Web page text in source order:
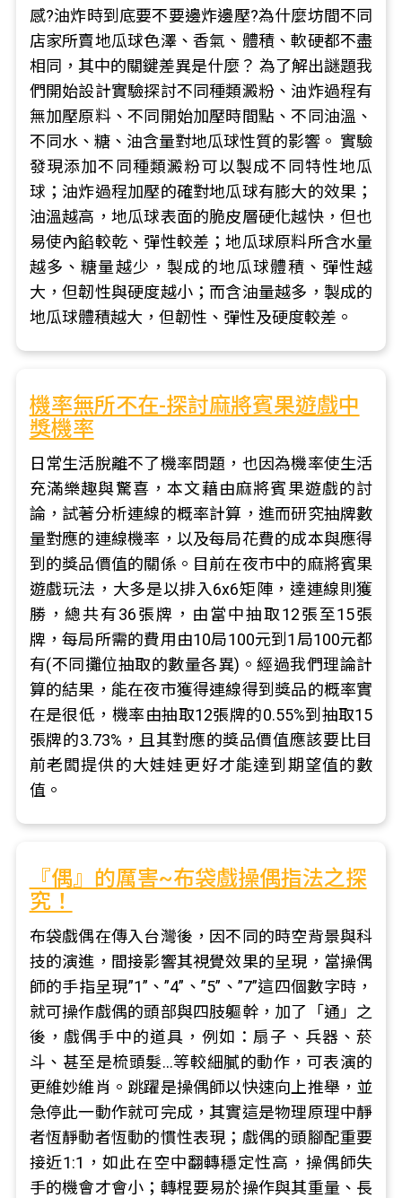
感?油炸時到底要不要邊炸邊壓?為什麼坊間不同
店家所賣地瓜球色澤、香氣、體積、軟硬都不盡
相同，其中的關鍵差異是什麼？ 為了解出謎題我
們開始設計實驗探討不同種類澱粉、油炸過程有
無加壓原料、不同開始加壓時間點、不同油溫、
不同水、糖、油含量對地瓜球性質的影響。 實驗
發現添加不同種類澱粉可以製成不同特性地瓜
球；油炸過程加壓的確對地瓜球有膨大的效果；
油溫越高，地瓜球表面的脆皮層硬化越快，但也
易使內餡較乾、彈性較差；地瓜球原料所含水量
越多、糖量越少，製成的地瓜球體積、彈性越
大，但韌性與硬度越小；而含油量越多，製成的
地瓜球體積越大，但韌性、彈性及硬度較差。
機率無所不在-探討麻將賓果遊戲中
獎機率
日常生活脫離不了機率問題，也因為機率使生活
充滿樂趣與驚喜，本文藉由麻將賓果遊戲的討
論，試著分析連線的概率計算，進而研究抽牌數
量對應的連線機率，以及每局花費的成本與應得
到的獎品價值的關係。目前在夜市中的麻將賓果
遊戲玩法，大多是以排入6x6矩陣，達連線則獲
勝，總共有36張牌，由當中抽取12張至15張
牌，每局所需的費用由10局100元到1局100元都
有(不同攤位抽取的數量各異)。經過我們理論計
算的結果，能在夜市獲得連線得到獎品的概率實
在是很低，機率由抽取12張牌的0.55%到抽取15
張牌的3.73%，且其對應的獎品價值應該要比目
前老闆提供的大娃娃更好才能達到期望值的數
值。
『偶』的厲害~布袋戲操偶指法之探
究！
布袋戲偶在傳入台灣後，因不同的時空背景與科
技的演進，間接影響其視覺效果的呈現，當操偶
師的手指呈現”1”、”4”、”5”、”7”這四個數字時，
就可操作戲偶的頭部與四肢軀幹，加了「通」之
後，戲偶手中的道具，例如：扇子、兵器、菸
斗、甚至是梳頭髮…等較細膩的動作，可表演的
更維妙維肖。跳躍是操偶師以快速向上推舉，並
急停此一動作就可完成，其實這是物理原理中靜
者恆靜動者恆動的慣性表現；戲偶的頭腳配重要
接近1:1，如此在空中翻轉穩定性高，操偶師失
手的機會才會小；轉棍要易於操作與其重量、長